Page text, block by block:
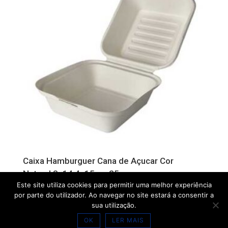
Caixa Hamburguer Cana de Açucar Cor
Natural 8×14,4x15cm 25un
2 →
Este site utiliza cookies para permitir uma melhor experiência
por parte do utilizador. Ao navegar no site estará a consentir a
sua utilização.
OK LER MAIS